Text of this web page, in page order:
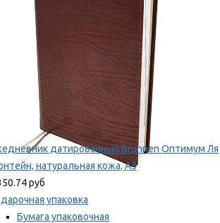
датированный Brunnen Оптимум Ля
натуральная кожа, А5
руб
упаковка
Бумага упаковочная